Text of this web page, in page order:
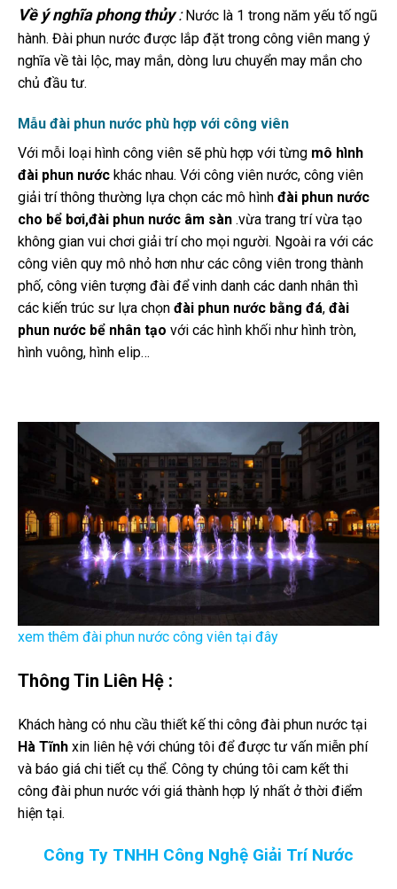
Về ý nghĩa phong thủy:Nước là 1 trong năm yếu tố ngũ
hành. Đài phun nước được lắp đặt trong công viên mang ý
nghĩa về tài lộc, may mắn, dòng lưu chuyển may mắn cho
chủ đầu tư.
Mẫu đài phun nước phù hợp với công viên
Với mỗi loại hình công viên sẽ phù hợp với từng mô hình
đài phun nước khác nhau. Với công viên nước, công viên
giải trí thông thường lựa chọn các mô hình đài phun nước
cho bể bơi,đài phun nước âm sàn .vừa trang trí vừa tạo
không gian vui chơi giải trí cho mọi người. Ngoài ra với các
công viên quy mô nhỏ hơn như các công viên trong thành
phố, công viên tượng đài để vinh danh các danh nhân thì
các kiến trúc sư lựa chọn đài phun nước bằng đá, đài
phun nước bể nhân tạo với các hình khối như hình tròn,
hình vuông, hình elip…
xem thêm đài phun nước công viên tại đây
Thông Tin Liên Hệ :
Khách hàng có nhu cầu thiết kế thi công đài phun nước tại
Hà Tĩnh xin liên hệ với chúng tôi để được tư vấn miễn phí
và báo giá chi tiết cụ thể. Công ty chúng tôi cam kết thi
công đài phun nước với giá thành hợp lý nhất ở thời điểm
hiện tại.
Công Ty TNHH Công Nghệ Giải Trí Nước